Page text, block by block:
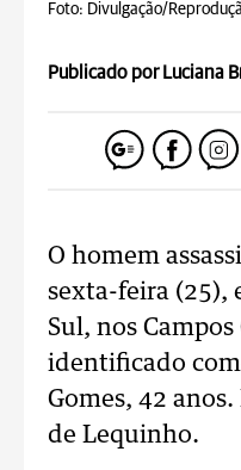
Foto: Divulgação/
Publicado por Luciana
O homem
sexta-feira (25),
Sul, nos
identificado
Gomes, 42
de Lequinho.